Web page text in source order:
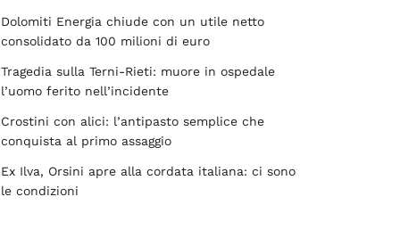
Dolomiti Energia chiude con un utile netto
consolidato da 100 milioni di euro
Tragedia sulla Terni-Rieti: muore in ospedale
l’uomo ferito nell’incidente
Crostini con alici: l’antipasto semplice che
conquista al primo assaggio
Ex Ilva, Orsini apre alla cordata italiana: ci sono
le condizioni